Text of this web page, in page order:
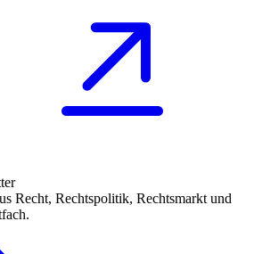
Recht, Rechtspolitik, Rechtsmarkt und